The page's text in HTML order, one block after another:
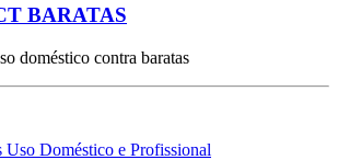
BARATAS
doméstico contra baratas
Uso Doméstico e Profissional